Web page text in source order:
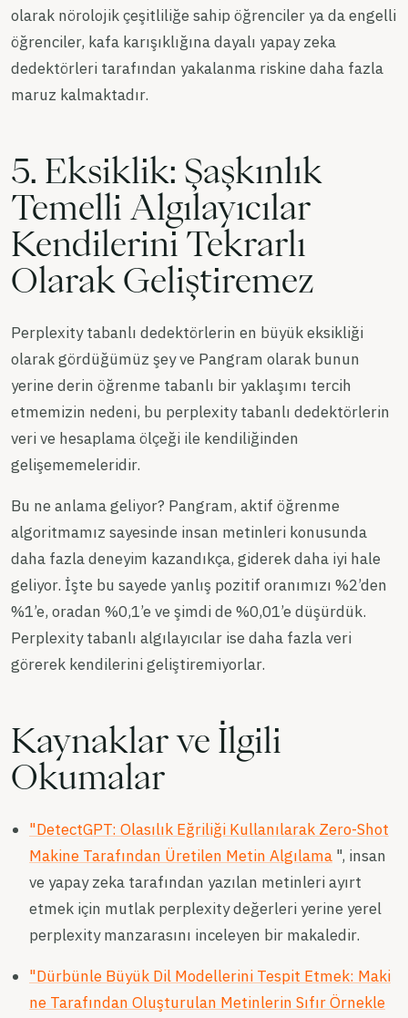
olarak nörolojik çeşitliliğe sahip öğrenciler ya da engelli
öğrenciler, kafa karışıklığına dayalı yapay zeka
dedektörleri tarafından yakalanma riskine daha fazla
maruz kalmaktadır.
5. Eksiklik: Şaşkınlık
Temelli Algılayıcılar
Kendilerini Tekrarlı
Olarak Geliştiremez
Perplexity tabanlı dedektörlerin en büyük eksikliği
olarak gördüğümüz şey ve Pangram olarak bunun
yerine derin öğrenme tabanlı bir yaklaşımı tercih
etmemizin nedeni, bu perplexity tabanlı dedektörlerin
veri ve hesaplama ölçeği ile kendiliğinden
gelişememeleridir.
Bu ne anlama geliyor? Pangram, aktif öğrenme
algoritmamız sayesinde insan metinleri konusunda
daha fazla deneyim kazandıkça, giderek daha iyi hale
geliyor. İşte bu sayede yanlış pozitif oranımızı %2’den
%1’e, oradan %0,1’e ve şimdi de %0,01’e düşürdük.
Perplexity tabanlı algılayıcılar ise daha fazla veri
görerek kendilerini geliştiremiyorlar.
Kaynaklar ve İlgili
Okumalar
"DetectGPT: Olasılık Eğriliği Kullanılarak Zero-Shot
Makine Tarafından Üretilen Metin Algılama ", insan
ve yapay zeka tarafından yazılan metinleri ayırt
etmek için mutlak perplexity değerleri yerine yerel
perplexity manzarasını inceleyen bir makaledir.
"Dürbünle Büyük Dil Modellerini Tespit Etmek: Maki
ne Tarafından Oluşturulan Metinlerin Sıfır Örnekle